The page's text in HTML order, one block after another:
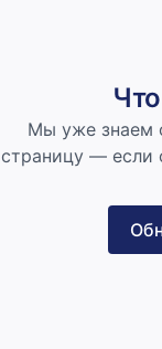
Мы уже знаем
страницу — если